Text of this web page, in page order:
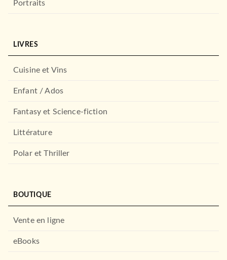
Portraits
LIVRES
Cuisine et Vins
Enfant / Ados
Fantasy et Science-fiction
Littérature
Polar et Thriller
BOUTIQUE
Vente en ligne
eBooks